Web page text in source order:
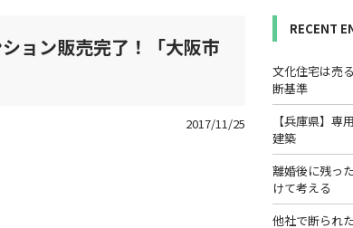
ョン販売完了！「大阪市
2017/11/25
RECENT
文化住宅は売
断基準
【兵庫県】
建築
離婚後に残っ
けて考える
他社で断られ